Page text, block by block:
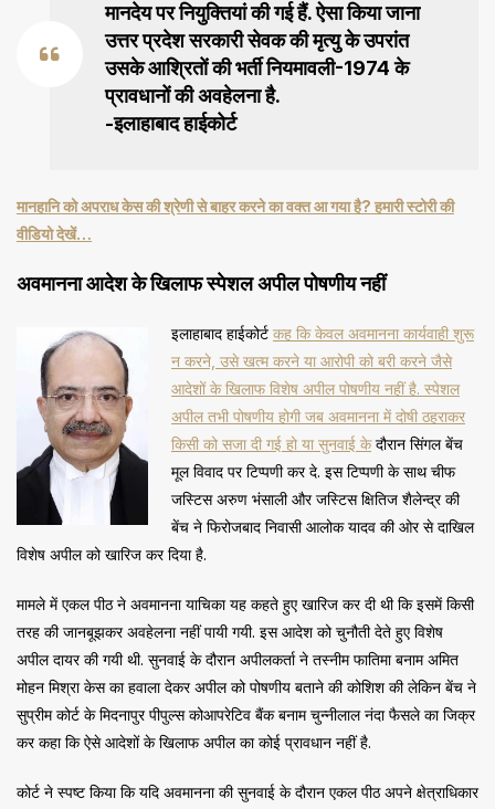
मानदेय पर नियुक्तियां की गई हैं. ऐसा किया जाना
उत्तर प्रदेश सरकारी सेवक की मृत्यु के उपरांत
उसके आश्रितों की भर्ती नियमावली-1974 के
प्रावधानों की अवहेलना है.
-इलाहाबाद हाईकोर्ट
मानहानि को अपराध केस की श्रेणी से बाहर करने का वक्त आ गया है? हमारी स्टोरी की
वीडियो देखें…
अवमानना आदेश के खिलाफ स्पेशल अपील पोषणीय नहीं
इलाहाबाद हाईकोर्ट कह कि केवल अवमानना कार्यवाही शुरू
न करने, उसे खत्म करने या आरोपी को बरी करने जैसे
आदेशों के खिलाफ विशेष अपील पोषणीय नहीं है. स्पेशल
अपील तभी पोषणीय होगी जब अवमानना में दोषी ठहराकर
किसी को सजा दी गई हो या सुनवाई केदौरान सिंगल बेंच
मूल विवाद पर टिप्पणी कर दे. इस टिप्पणी के साथ चीफ
जस्टिस अरुण भंसाली और जस्टिस क्षितिज शैलेन्द्र की
बेंच ने फिरोजबाद निवासी आलोक यादव की ओर से दाखिल
विशेष अपील को खारिज कर दिया है.
मामले में एकल पीठ ने अवमानना याचिका यह कहते हुए खारिज कर दी थी कि इसमें किसी
तरह की जानबूझकर अवहेलना नहीं पायी गयी. इस आदेश को चुनौती देते हुए विशेष
अपील दायर की गयी थी. सुनवाई के दौरान अपीलकर्ता ने तस्नीम फातिमा बनाम अमित
मोहन मिश्रा केस का हवाला देकर अपील को पोषणीय बताने की कोशिश की लेकिन बेंच ने
सुप्रीम कोर्ट के मिदनापुर पीपुल्स कोआपरेटिव बैंक बनाम चुन्नीलाल नंदा फैसले का जिक्र
कर कहा कि ऐसे आदेशों के खिलाफ अपील का कोई प्रावधान नहीं है.
कोर्ट ने स्पष्ट किया कि यदि अवमानना की सुनवाई के दौरान एकल पीठ अपने क्षेत्राधिकार